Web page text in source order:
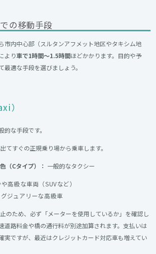
の移動手段
市内中心部（スルタンアフメット地区やタキシム地
より車で1時間〜1.5時間ほどかかります。目的や予
適な手段を選びましょう。
）
な手段です。
てすぐの正規乗り場から乗車します。
（Cタイプ）： 一般的なタクシー
や高級な車両（SUVなど）
グジュアリーな高級車
のため、必ず「メーターを使用しているか」を確認し
道路料金や橋の通行料が別途加算されます。支払いは
実ですが、最近はクレジットカード対応車も増えてい